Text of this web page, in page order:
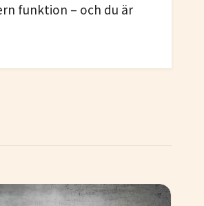
funktion – och du är